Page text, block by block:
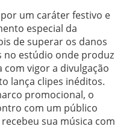
um caráter festivo e
especial da
de superar os danos
no estúdio onde produz
vigor a divulgação
lança clipes inéditos.
promocional, o
com um público
sua música com